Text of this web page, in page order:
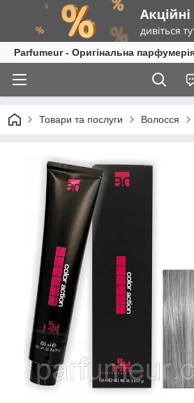
Parfumeur - Оригінальна парфумерія
Товари та послуги Волосся